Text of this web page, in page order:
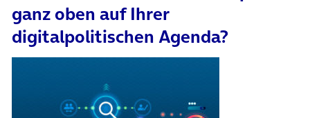
ganz oben auf Ihrer
digitalpolitischen Agenda?